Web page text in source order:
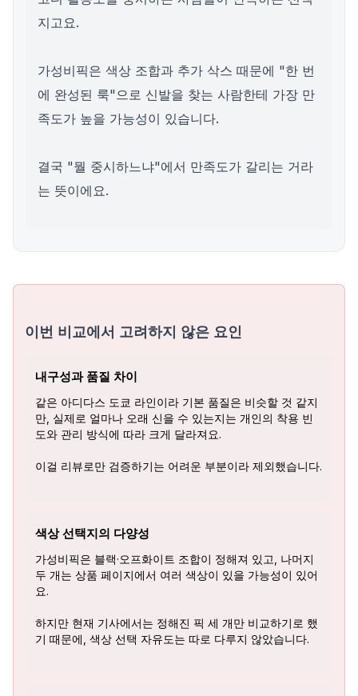
지고요.
가성비픽은 색상 조합과 추가 삭스 때문에 "한 번
에 완성된 룩"으로 신발을 찾는 사람한테 가장 만
족도가 높을 가능성이 있습니다.
결국 "뭘 중시하느냐"에서 만족도가 갈리는 거라
는 뜻이에요.
이번 비교에서 고려하지 않은 요인
내구성과 품질 차이
같은 아디다스 도쿄 라인이라 기본 품질은 비슷할 것 같지
만, 실제로 얼마나 오래 신을 수 있는지는 개인의 착용 빈
도와 관리 방식에 따라 크게 달라져요.
이걸 리뷰로만 검증하기는 어려운 부분이라 제외했습니다.
색상 선택지의 다양성
가성비픽은 블랙·오프화이트 조합이 정해져 있고, 나머지
두 개는 상품 페이지에서 여러 색상이 있을 가능성이 있어
요.
하지만 현재 기사에서는 정해진 픽 세 개만 비교하기로 했
기 때문에, 색상 선택 자유도는 따로 다루지 않았습니다.